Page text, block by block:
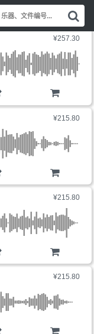
索
情
风
器
文
价格最低
¥257.30
¥215.80
¥215.80
¥215.80